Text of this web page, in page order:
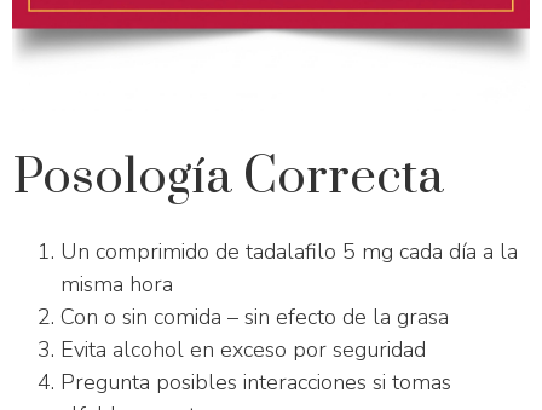
Posología Correcta
Un comprimido de tadalafilo 5 mg cada día a la
misma hora
Con o sin comida – sin efecto de la grasa
Evita alcohol en exceso por seguridad
Pregunta posibles interacciones si tomas